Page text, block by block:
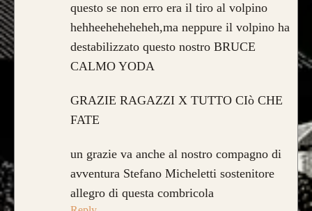
questo se non erro era il tiro al volpino
hehheeheheheheh,ma neppure il volpino ha
destabilizzato questo nostro BRUCE
CALMO YODA
GRAZIE RAGAZZI X TUTTO CIò CHE
FATE
un grazie va anche al nostro compagno di
avventura Stefano Micheletti sostenitore
allegro di questa combricola